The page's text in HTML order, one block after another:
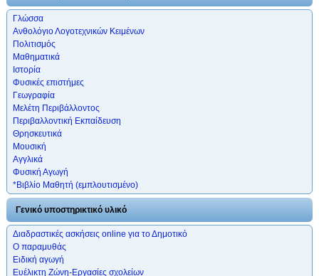
Γλώσσα
Ανθολόγιο Λογοτεχνικών Κειμένων
Πολιτισμός
Μαθηματικά
Ιστορία
Φυσικές επιστήμες
Γεωγραφία
Μελέτη Περιβάλλοντος
Περιβαλλοντική Εκπαίδευση
Θρησκευτικά
Μουσική
Αγγλικά
Φυσική Αγωγή
*Βιβλίο Μαθητή (εμπλουτισμένο)
Γενικό υποστηρικτικό υλικό
Διαδραστικές ασκήσεις online για το Δημοτικό
Ο παραμυθάς
Ειδική αγωγή
Ευέλικτη Ζώνη-Εργασίες σχολείων